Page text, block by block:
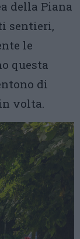
della Piana
sentieri,
le
questa
di
volta.